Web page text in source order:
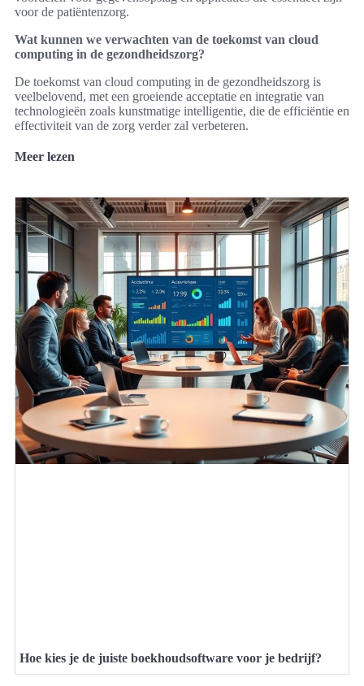
voor de patiëntenzorg.
Wat kunnen we verwachten van de toekomst van cloud
computing in de gezondheidszorg?
De toekomst van cloud computing in de gezondheidszorg is
veelbelovend, met een groeiende acceptatie en integratie van
technologieën zoals kunstmatige intelligentie, die de efficiëntie en
effectiviteit van de zorg verder zal verbeteren.
Meer lezen
Hoe kies je de juiste boekhoudsoftware voor je bedrijf?